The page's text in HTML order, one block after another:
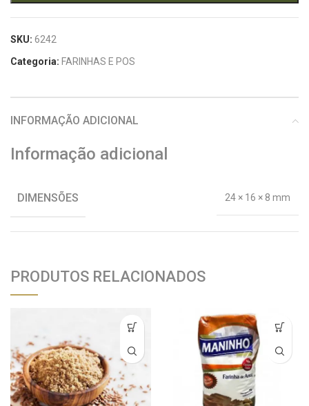
SKU: 6242
Categoria: FARINHAS E POS
INFORMAÇÃO ADICIONAL
Informação adicional
DIMENSÕES 24 × 16 × 8 mm
PRODUTOS RELACIONADOS